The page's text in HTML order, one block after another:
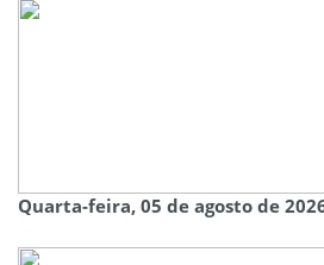
Quarta-feira, 05 de agosto de